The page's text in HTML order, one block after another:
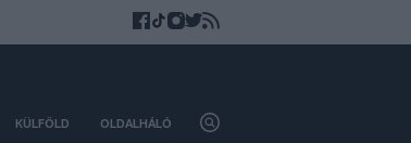
KÜLFÖLD OLDALHÁLÓ